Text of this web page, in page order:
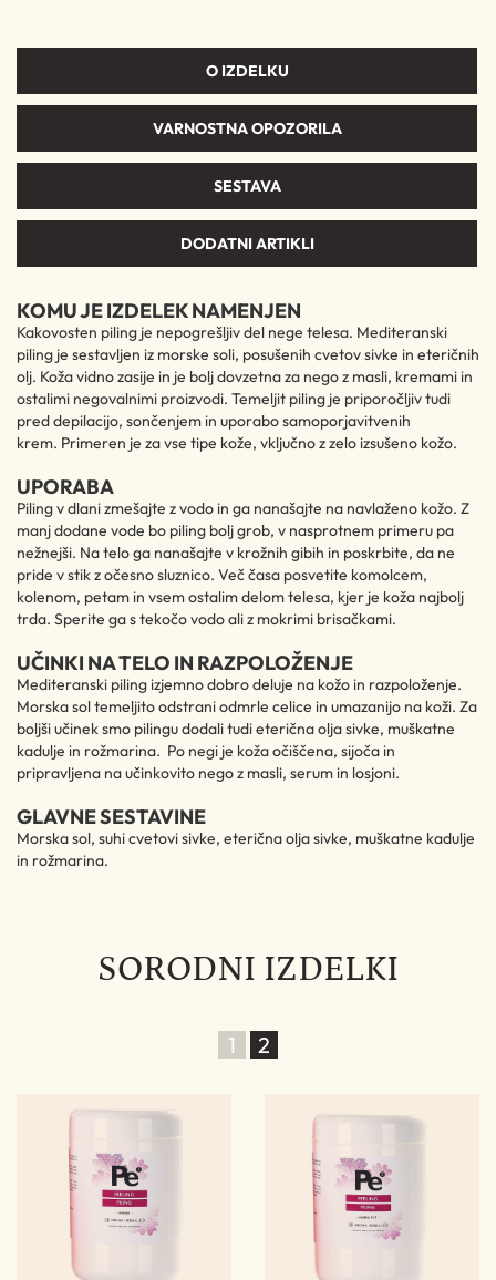
O IZDELKU
VARNOSTNA OPOZORILA
SESTAVA
DODATNI ARTIKLI
KOMU JE IZDELEK NAMENJEN
Kakovosten piling je nepogrešljiv del nege telesa. Mediteranski
piling je sestavljen iz morske soli, posušenih cvetov sivke in eteričnih
olj. Koža vidno zasije in je bolj dovzetna za nego z masli, kremami in
ostalimi negovalnimi proizvodi. Temeljit piling je priporočljiv tudi
pred depilacijo, sončenjem in uporabo samoporjavitvenih
krem. Primeren je za vse tipe kože, vključno z zelo izsušeno kožo.
UPORABA
Piling v dlani zmešajte z vodo in ga nanašajte na navlaženo kožo. Z
manj dodane vode bo piling bolj grob, v nasprotnem primeru pa
nežnejši. Na telo ga nanašajte v krožnih gibih in poskrbite, da ne
pride v stik z očesno sluznico. Več časa posvetite komolcem,
kolenom, petam in vsem ostalim delom telesa, kjer je koža najbolj
trda. Sperite ga s tekočo vodo ali z mokrimi brisačkami.
UČINKI NA TELO IN RAZPOLOŽENJE
Mediteranski piling izjemno dobro deluje na kožo in razpoloženje.
Morska sol temeljito odstrani odmrle celice in umazanijo na koži. Za
boljši učinek smo pilingu dodali tudi eterična olja sivke, muškatne
kadulje in rožmarina. Po negi je koža očiščena, sijoča in
pripravljena na učinkovito nego z masli, serum in losjoni.
GLAVNE SESTAVINE
Morska sol, suhi cvetovi sivke, eterična olja sivke, muškatne kadulje
in rožmarina.
SORODNI IZDELKI
1 2